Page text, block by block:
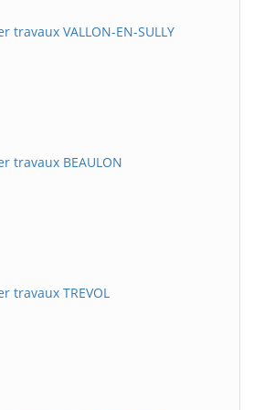
travaux VALLON-EN-SULLY
travaux BEAULON
travaux TREVOL